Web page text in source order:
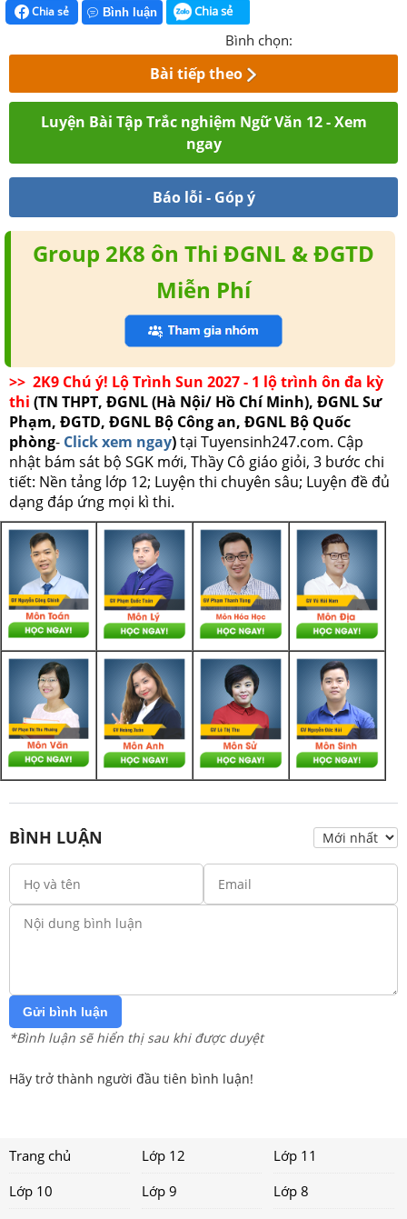
Chia sẻ Bình luận Chia sẻ
Bình chọn:
Bài tiếp theo
Luyện Bài Tập Trắc nghiệm Ngữ Văn 12 - Xem
ngay
Báo lỗi - Góp ý
Group 2K8 ôn Thi ĐGNL & ĐGTD
Miễn Phí
>> 2K9 Chú ý! Lộ Trình Sun 2027 - 1 lộ trình ôn đa kỳ
thi (TN THPT, ĐGNL (Hà Nội/ Hồ Chí Minh), ĐGNL Sư
Phạm, ĐGTD, ĐGNL Bộ Công an, ĐGNL Bộ Quốc
phòng- Click xem ngay)tại Tuyensinh247.com. Cập
nhật bám sát bộ SGK mới, Thầy Cô giáo giỏi, 3 bước chi
tiết: Nền tảng lớp 12; Luyện thi chuyên sâu; Luyện đề đủ
dạng đáp ứng mọi kì thi.
BÌNH LUẬN
Gửi bình luận
*Bình luận sẽ hiển thị sau khi được duyệt
Hãy trở thành người đầu tiên bình luận!
Trang chủ Lớp 12
Lớp 11
Lớp 10
Lớp 9
Lớp 8